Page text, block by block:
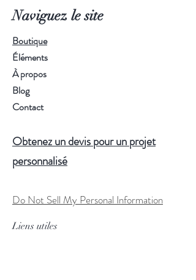
Naviguez le site
Boutique
Éléments
À propos
Blog
Contact
Obtenez un devis pour un projet
personnalisé
Do Not Sell My Personal Information
Liens utiles